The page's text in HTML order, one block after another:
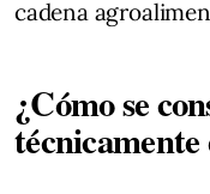
cadena
¿Cómo se